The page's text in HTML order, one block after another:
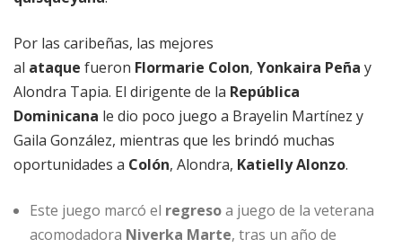
Por las caribeñas, las mejores
al ataque fueron Flormarie Colon, Yonkaira Peña y
Alondra Tapia. El dirigente de la República
Dominicana le dio poco juego a Brayelin Martínez y
Gaila González, mientras que les brindó muchas
oportunidades a Colón, Alondra, Katielly Alonzo.
Este juego marcó el regresoa juego de la veterana
acomodadora Niverka Marte, tras un año de